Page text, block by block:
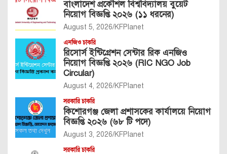
বাংলাদেশ প্রকৌশল বিশ্ববিদ্যালয় বুয়েট
নিয়োগ বিজ্ঞপ্তি ২০২৬ (১১ ধরনের)
August 5, 2026 KFPlanet
এনজিও চাকরি
রিসোর্স ইন্টিগ্রেশন সেন্টার রিক এনজিও
নিয়োগ বিজ্ঞপ্তি ২০২৬ (RIC NGO Job
Circular)
August 4, 2026 KFPlanet
সরকারি চাকরি
কিশোরগঞ্জ জেলা প্রশাসকের কার্যালয়ে নিয়োগ
বিজ্ঞপ্তি ২০২৬ (৬৮ টি পদে)
August 3, 2026 KFPlanet
সরকারি চাকরি